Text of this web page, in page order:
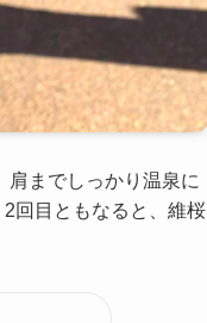
までしっかり温泉に
回目ともなると、維桜